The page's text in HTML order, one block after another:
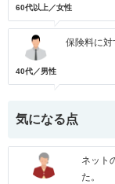
60代以上／女性
40代／男性
保険料に対
気になる点
ネット
た。